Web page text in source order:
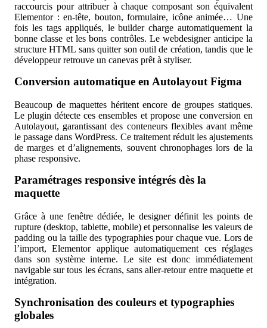
raccourcis pour attribuer à chaque composant son équivalent
Elementor : en-tête, bouton, formulaire, icône animée… Une
fois les tags appliqués, le builder charge automatiquement la
bonne classe et les bons contrôles. Le webdesigner anticipe la
structure HTML sans quitter son outil de création, tandis que le
développeur retrouve un canevas prêt à styliser.
Conversion automatique en Autolayout Figma
Beaucoup de maquettes héritent encore de groupes statiques.
Le plugin détecte ces ensembles et propose une conversion en
Autolayout, garantissant des conteneurs flexibles avant même
le passage dans WordPress. Ce traitement réduit les ajustements
de marges et d’alignements, souvent chronophages lors de la
phase responsive.
Paramétrages responsive intégrés dès la
maquette
Grâce à une fenêtre dédiée, le designer définit les points de
rupture (desktop, tablette, mobile) et personnalise les valeurs de
padding ou la taille des typographies pour chaque vue. Lors de
l’import, Elementor applique automatiquement ces réglages
dans son système interne. Le site est donc immédiatement
navigable sur tous les écrans, sans aller-retour entre maquette et
intégration.
Synchronisation des couleurs et typographies
globales